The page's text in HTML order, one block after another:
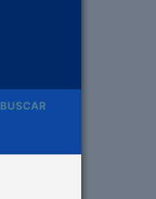
BUSCAR